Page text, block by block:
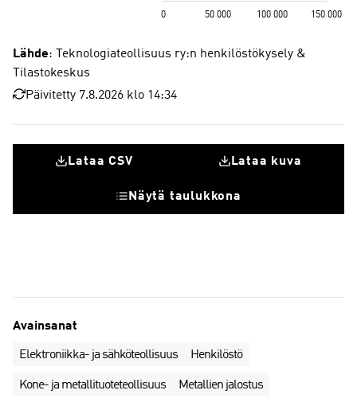
Lähde: Teknologiateollisuus ry:n henkilöstökysely &
Tilastokeskus
Päivitetty 7.8.2026 klo 14:34
Lataa CSV Lataa kuva
Näytä taulukkona
Avainsanat
Elektroniikka- ja sähköteollisuus Henkilöstö
Kone- ja metallituoteteollisuus Metallien jalostus